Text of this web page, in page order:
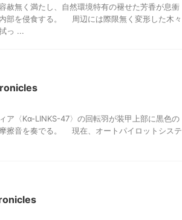
赦無く満たし、自然環境特有の褪せた芳香が息衝
部を侵食する。 周辺には際限無く変形した木々
っ ...
ア〈Kα-LINKS-47〉の回転羽が装甲上部に黒色の
擦音を奏でる。 現在、オートパイロットシステ